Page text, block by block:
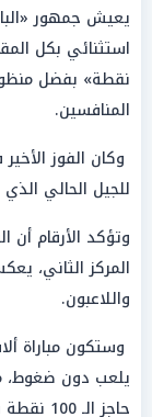
يعيش جمهور
نقطة» بفضل
المنافسين.
وكان الفوز
للجيل الحالي
وتؤكد الأرقام
المركز الثاني،
واللاعبون.
وستكون مباراة
يلعب دون ضغوط،
حاجز